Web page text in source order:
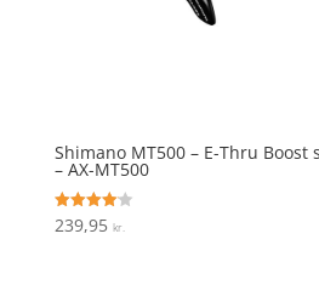
Shimano MT500 – E-Thru Boost
– AX-MT500
Vurderet
4.1
239,95 kr.